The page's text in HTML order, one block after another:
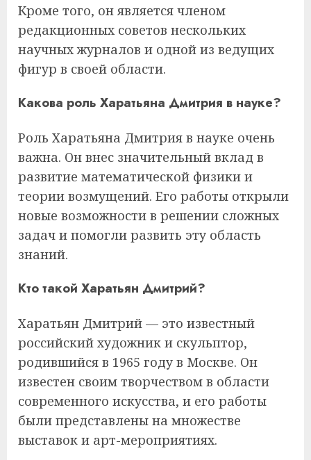
Кроме того, он является членом
редакционных советов нескольких
научных журналов и одной из ведущих
фигур в своей области.
Какова роль Харатьяна Дмитрия в науке?
Роль Харатьяна Дмитрия в науке очень
важна. Он внес значительный вклад в
развитие математической физики и
теории возмущений. Его работы открыли
новые возможности в решении сложных
задач и помогли развить эту область
знаний.
Кто такой Харатьян Дмитрий?
Харатьян Дмитрий — это известный
российский художник и скульптор,
родившийся в 1965 году в Москве. Он
известен своим творчеством в области
современного искусства, и его работы
были представлены на множестве
выставок и арт-мероприятиях.